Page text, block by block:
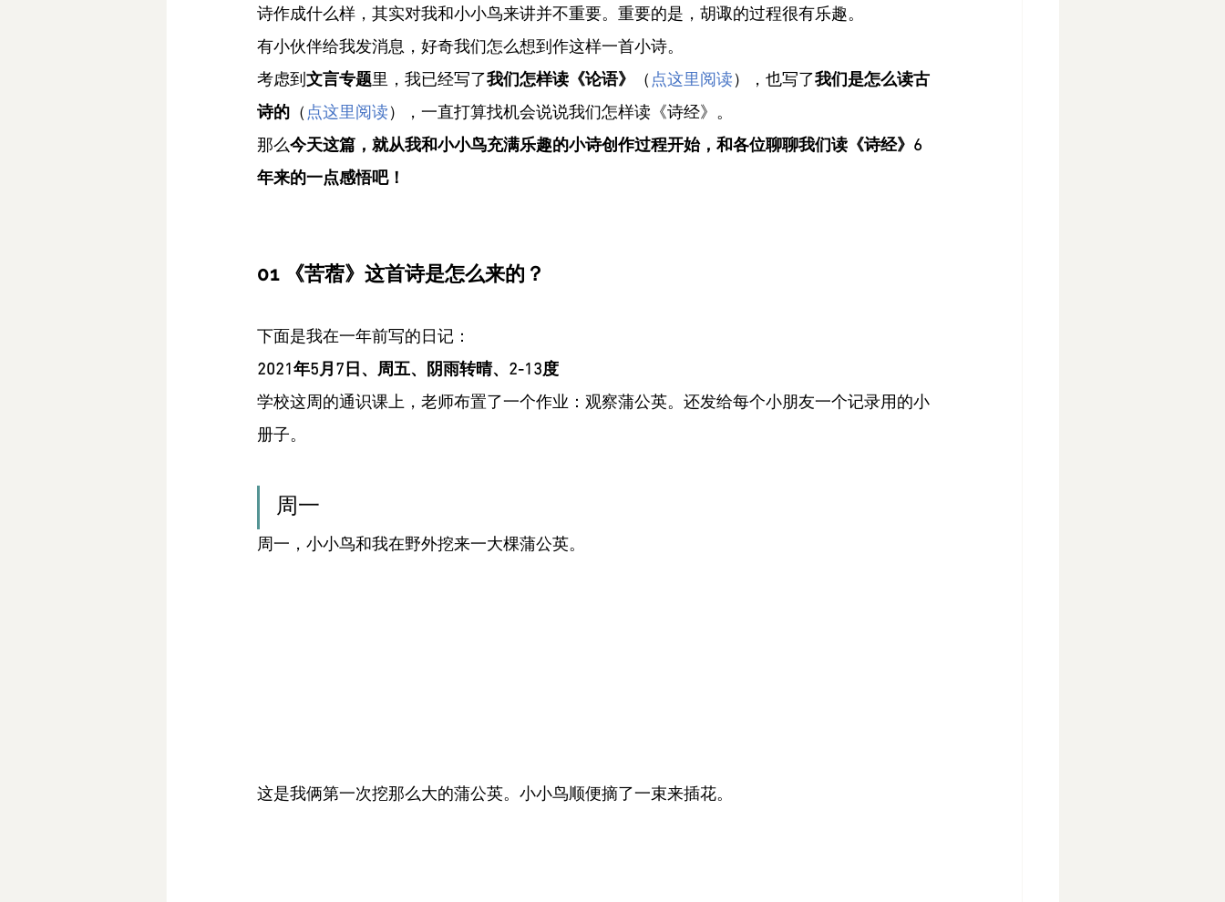
诗作成什么样，其实对我和小小鸟来讲并不重要。重要的是，胡诹的过程很有乐趣。
有小伙伴给我发消息，好奇我们怎么想到作这样一首小诗。
考虑到文言专题里，我已经写了我们怎样读《论语》 （点这里阅读），也写了我们是怎么读古
诗的 （点这里阅读），一直打算找机会说说我们怎样读《诗经》。
那么今天这篇，就从我和小小鸟充满乐趣的小诗创作过程开始，和各位聊聊我们读《诗经》6
年来的一点感悟吧！
01 《苦蓿》这首诗是怎么来的？
下面是我在一年前写的日记：
2021年5月7日、周五、阴雨转晴、2-13度
学校这周的通识课上，老师布置了一个作业：观察蒲公英。还发给每个小朋友一个记录用的小
册子。
周一
周一，小小鸟和我在野外挖来一大棵蒲公英。
这是我俩第一次挖那么大的蒲公英。小小鸟顺便摘了一束来插花。